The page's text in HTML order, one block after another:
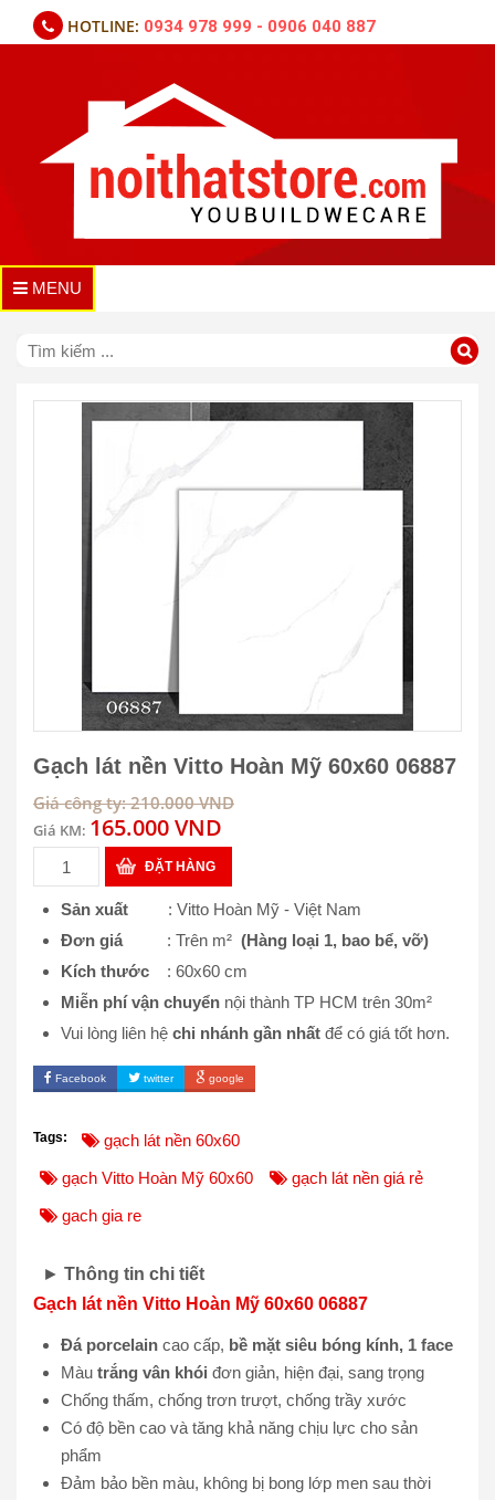
HOTLINE: 0934 978 999 - 0906 040 887
MENU
Gạch lát nền Vitto Hoàn Mỹ 60x60 06887
Giá công ty: 210.000 VND
Giá KM: 165.000 VND
ĐẶT HÀNG
Sản xuất : Vitto Hoàn Mỹ - Việt Nam
Đơn giá : Trên m² (Hàng loại 1, bao bể, vỡ)
Kích thước : 60x60 cm
Miễn phí vận chuyển nội thành TP HCM trên 30m²
Vui lòng liên hệ chi nhánh gần nhất để có giá tốt hơn.
Facebook twitter google
Tags:
gạch lát nền 60x60
gạch Vitto Hoàn Mỹ 60x60
gạch lát nền giá rẻ
gach gia re
► Thông tin chi tiết
Gạch lát nền Vitto Hoàn Mỹ 60x60 06887
Đá porcelain cao cấp, bề mặt siêu bóng kính, 1 face
Màu trắng vân khói đơn giản, hiện đại, sang trọng
Chống thấm, chống trơn trượt, chống trầy xước
Có độ bền cao và tăng khả năng chịu lực cho sản
phẩm
Đảm bảo bền màu, không bị bong lớp men sau thời